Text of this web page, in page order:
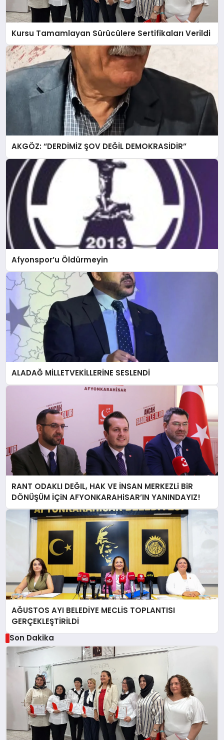
Kursu Tamamlayan Sürücülere Sertifikaları Verildi
AKGÖZ: “DERDİMİZ ŞOV DEĞİL DEMOKRASİDİR”
Afyonspor’u Öldürmeyin
ALADAĞ MİLLETVEKİLLERİNE SESLENDİ
RANT ODAKLI DEĞIL, HAK VE İNSAN MERKEZLi BiR
DÖNÜŞÜM İÇiN AFYONKARAHiSAR’IN YANINDAYIZ!
AĞUSTOS AYI BELEDİYE MECLİS TOPLANTISI
GERÇEKLEŞTİRİLDİ
Son Dakika